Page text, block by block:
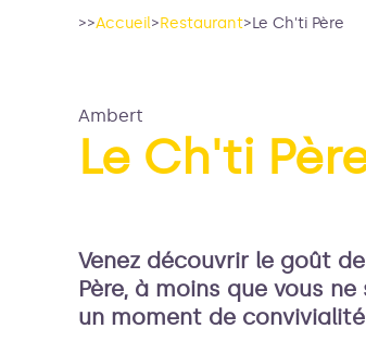
>>Accueil>Restaurant>Le Ch'ti Père
Ambert
Le Ch'ti
Venez découvrir le goût
Père, à moins que vous
un moment de